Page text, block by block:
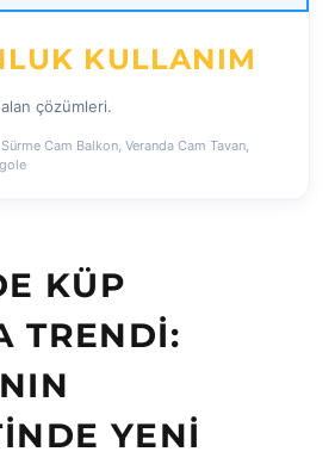
KULLANIM
çözümleri.
Cam Balkon, Veranda Cam Tavan,
KÜP
TRENDI:
YENI